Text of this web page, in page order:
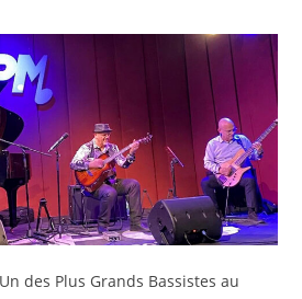
des Plus Grands Bassistes au